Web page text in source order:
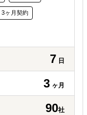
3ヶ月契約
7 日
3 ヶ月
90社